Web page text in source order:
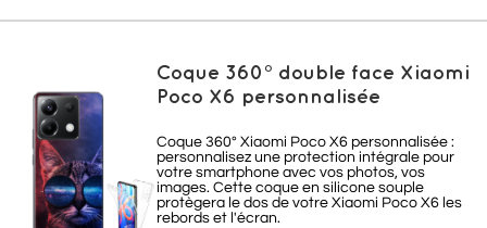
Coque 360° double face Xiaomi
Poco X6 personnalisée
Coque 360° Xiaomi Poco X6 personnalisée :
personnalisez une protection intégrale pour
votre smartphone avec vos photos, vos
images. Cette coque en silicone souple
protègera le dos de votre Xiaomi Poco X6 les
rebords et l'écran.